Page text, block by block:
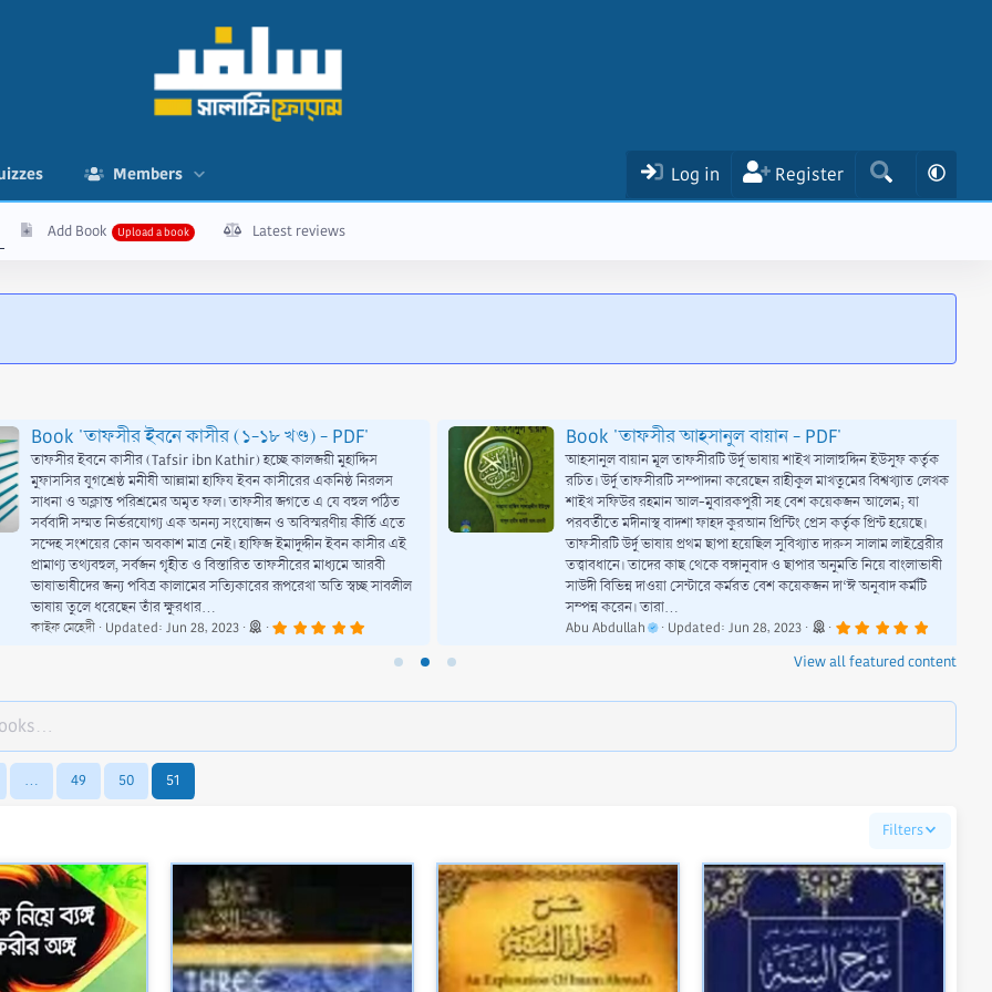
Members Log in Register
Add Book Latest reviews
Book 'তাফসীর ইবনে কাসীর (১-১৮ খণ্ড) - PDF'
তাফসীর ইবনে কাসীর (Tafsir ibn Kathir) হচ্ছে কালজয়ী মুহাদ্দিস
মুফাসসির যুগশ্রেষ্ঠ মনীষী আল্লামা হাফিয ইবন কাসীরের একনিষ্ঠ নিরলস
সাধনা ও অক্লান্ত পরিশ্রমের অমৃত ফল। তাফসীর জগতে এ যে বহুল পঠিত
সর্ববাদী সম্মত নির্ভরযোগ্য এক অনন্য সংযোজন ও অবিস্মরণীয় কীর্তি এতে
সন্দেহ সংশয়ের কোন অবকাশ মাত্র নেই। হাফিজ ইমাদুদ্দীন ইবন কাসীর এই
প্রামাণ্য তথ্যবহুল, সর্বজন গৃহীত ও বিস্তারিত তাফসীরের মাধ্যমে আরবী
ভাষাভাষীদের জন্য পবিত্র কালামের সত্যিকারের রূপরেখা অতি স্বচ্ছ সাবলীল
ভাষায় তুলে ধরেছেন তাঁর ক্ষুরধার...
কাইফ মেহেদী Updated:Jun 28, 2023 5
.
a
Book 'তাফসীর আহসানুল বায়ান - PDF'
আহসানুল বায়ান মূল তাফসীরটি উর্দু ভাষায় শাইখ সালাহুদ্দিন ইউসুফ কর্তৃক
রচিত। উর্দু তাফসীরটি সম্পাদনা করেছেন রাহীকুল মাখতুমের বিশ্বখ্যাত লেখক
শাইখ সফিউর রহমান আল-মুবারকপুরী সহ বেশ কয়েকজন আলেম; যা
পরবর্তীতে মদীনাস্থ বাদশা ফাহদ কুরআন প্রিন্টিং প্রেস কর্তৃক প্রিন্ট হয়েছে।
তাফসীরটি উর্দু ভাষায় প্রথম ছাপা হয়েছিল সুবিখ্যাত দারুস সালাম লাইব্রেরীর
তত্ত্বাবধানে। তাদের কাছ থেকে বঙ্গানুবাদ ও ছাপার অনুমতি নিয়ে বাংলাভাষী
সাউদী বিভিন্ন দাওয়া সেন্টারে কর্মরত বেশ কয়েকজন দা‘ঈ অনুবাদ কর্মটি
সম্পন্ন করেন। তারা...
Abu Abdullah Updated:Jun 28, 2023 5
.
0
a
View all featured content
… 49 50 51
Filters